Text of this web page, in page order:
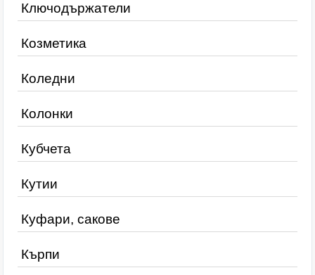
Ключодържатели
Козметика
Коледни
Колонки
Кубчета
Кутии
Куфари, сакове
Кърпи